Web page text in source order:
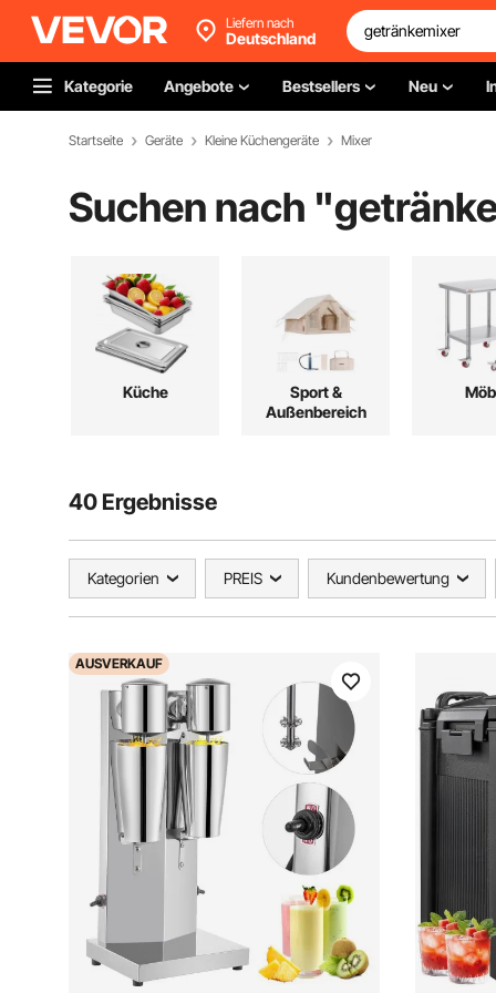
Liefern nach
Deutschland
Kategorie Angebote Bestsellers Neu
Startseite Geräte Kleine Küchengeräte Mixer
Suchen nach "
Küche
Sport &
Außenbereich
40 Ergebnisse
Kategorien PREIS Kundenbewertung
AUSVERKAUF